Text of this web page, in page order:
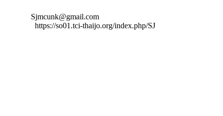
Sjmcunk@gmail.com
https://so01.tci-thaijo.org/index.php/SJ